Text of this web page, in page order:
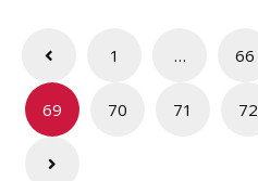
Navigation
des
articles
1 … 66
69 70 71 72